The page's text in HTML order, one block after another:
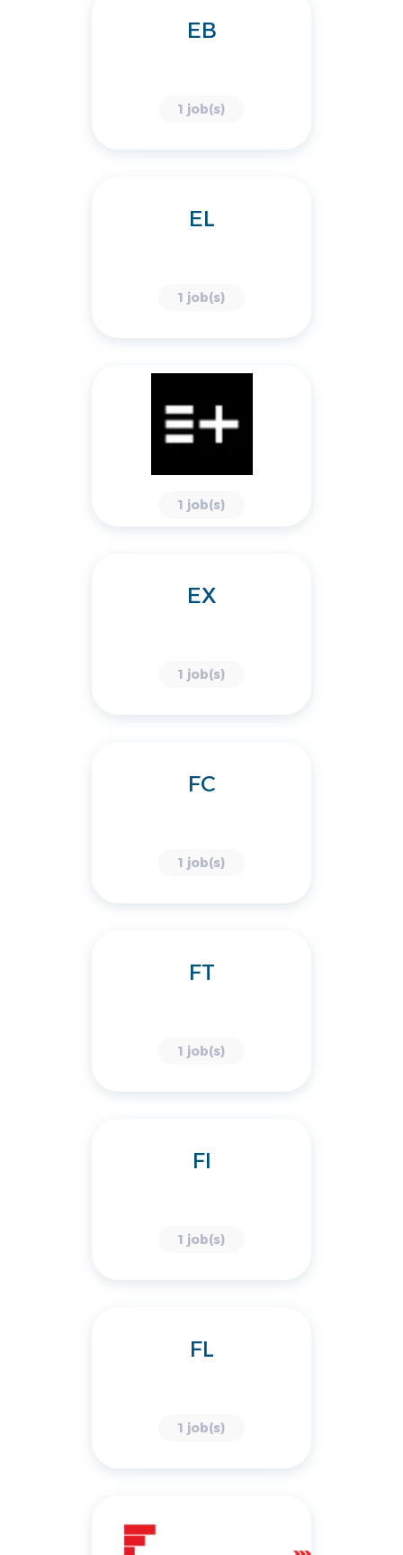
EB
1 job(s)
EL
1 job(s)
1 job(s)
EX
1 job(s)
FC
1 job(s)
FT
1 job(s)
FI
1 job(s)
FL
1 job(s)